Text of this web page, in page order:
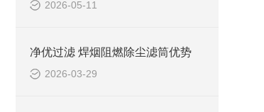
2026-05-11
净优过滤 焊烟阻燃除尘滤筒优势
2026-03-29